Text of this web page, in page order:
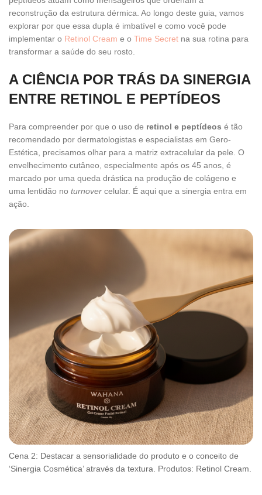
reconstrução da estrutura dérmica. Ao longo deste guia, vamos
explorar por que essa dupla é imbatível e como você pode
implementar o Retinol Cream e o Time Secret na sua rotina para
transformar a saúde do seu rosto.
A CIÊNCIA POR TRÁS DA SINERGIA
ENTRE RETINOL E PEPTÍDEOS
Para compreender por que o uso de retinol e peptídeos é tão
recomendado por dermatologistas e especialistas em Gero-
Estética, precisamos olhar para a matriz extracelular da pele. O
envelhecimento cutâneo, especialmente após os 45 anos, é
marcado por uma queda drástica na produção de colágeno e
uma lentidão no turnover celular. É aqui que a sinergia entra em
ação.
Cena 2: Destacar a sensorialidade do produto e o conceito de
‘Sinergia Cosmética’ através da textura. Produtos: Retinol Cream.